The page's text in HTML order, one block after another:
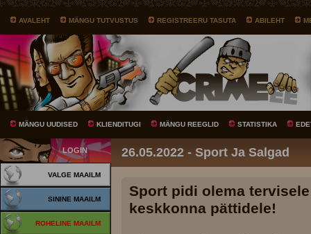
AVALEHT MÄNGU TUTVUSTUS REGISTREERU TASUTA ABILEHT
MÄNGU UUDISED KLIENDITUGI MÄNGU REEGLID STATISTIKA
LOGIN
VALGE MAAILM
SININE MAAILM
ROHELINE MAAILM
26.05.2022 - Sport Ja Salgad
Sport pidi olema
keskkonna pättidele!